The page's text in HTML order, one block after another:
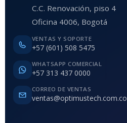
C.C. Renovación, piso 4
Oficina 4006, Bogotá
VENTAS Y SOPORTE
+57 (601) 508 5475
WHATSAPP COMERCIAL
+57 313 437 0000
CORREO DE VENTAS
ventas@optimustech.com.co